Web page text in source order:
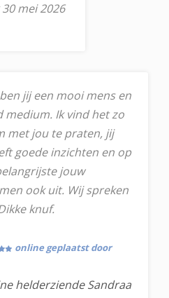
mei 2026
jij een mooi mens en
medium. Ik vind het zo
met jou te praten, jij
goede inzichten en op
jouw
ook uit. Wij spreken
knuf.
online geplaatst door
helderziende Sandraa